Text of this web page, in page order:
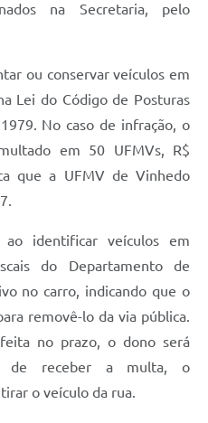
na Secretaria, pelo
ou conservar veículos em
Lei do Código de Posturas
No caso de infração, o
em 50 UFMVs, R$
que a UFMV de Vinhedo
identificar veículos em
do Departamento de
no carro, indicando que o
removê-lo da via pública.
no prazo, o dono será
de receber a multa, o
o veículo da rua.